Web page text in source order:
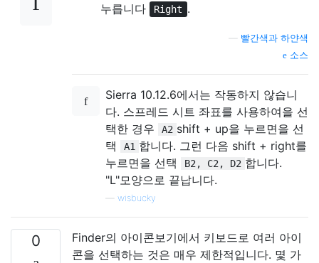
누릅니다 Right .
빨간색과 하얀색
소스
Sierra 10.12.6에서는 작동하지 않습니
다. 스프레드 시트 좌표를 사용하여을 선
택한 경우
A2 shift + up을 누르면을 선
택
A1 합니다. 그런 다음 shift + right를
누르면을 선택
B2, C2, D2 합니다.
"L"모양으로 끝납니다.
wisbucky
0
Finder의 아이콘보기에서 키보드로 여러 아이
콘을 선택하는 것은 매우 제한적입니다. 몇 가